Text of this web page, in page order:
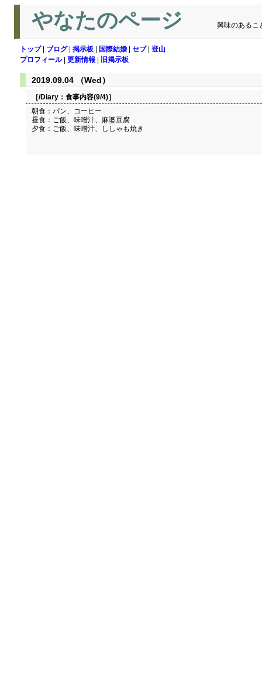
やなたのページ 興味のあるこ
トップ| ブログ| 掲示板 国際結婚 セブ| 登山
プロフィール| 更新情報 旧掲示板
2019.09.04 （Wed）
［/Diary： 食事内容(9/4)］
朝食：パン、コーヒー
昼食：ご飯、味噌汁、麻婆豆腐
夕食：ご飯、味噌汁、ししゃも焼き